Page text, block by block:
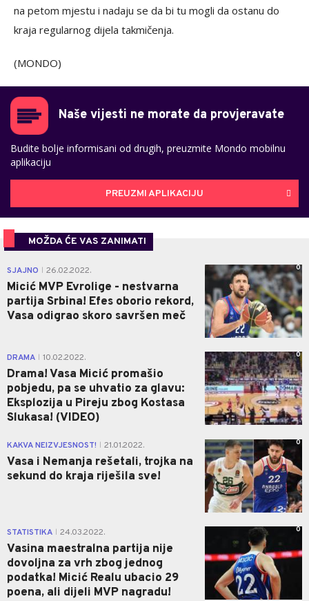
na petom mjestu i nadaju se da bi tu mogli da ostanu do
kraja regularnog dijela takmičenja.
(MONDO)
Naše vijesti ne morate da provjeravate
Budite bolje informisani od drugih, preuzmite Mondo mobilnu
aplikaciju
PREUZMI APLIKACIJU
MOŽDA ĆE VAS ZANIMATI
SJAJNO 26.02.2022.
Micić MVP Evrolige - nestvarna
partija Srbina! Efes oborio rekord,
Vasa odigrao skoro savršen meč
0
DRAMA 10.02.2022.
Drama! Vasa Micić promašio
pobjedu, pa se uhvatio za glavu:
Eksplozija u Pireju zbog Kostasa
Slukasa! (VIDEO)
0
KAKVA NEIZVJESNOST! 21.01.2022.
Vasa i Nemanja rešetali, trojka na
sekund do kraja riješila sve!
0
STATISTIKA 24.03.2022.
Vasina maestralna partija nije
dovoljna za vrh zbog jednog
podatka! Micić Realu ubacio 29
poena, ali dijeli MVP nagradu!
0